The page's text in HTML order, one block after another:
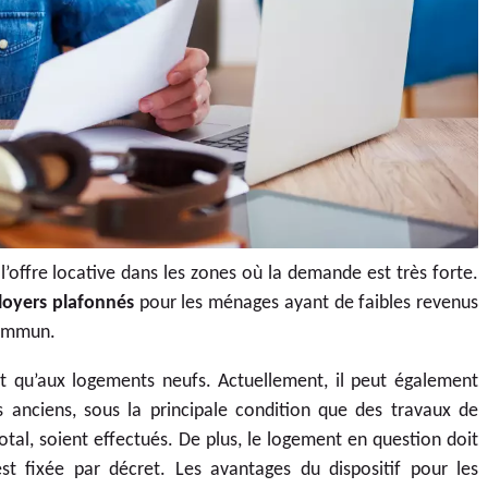
locative dans les zones où la demande est très forte.
plafonnéspour les ménages ayant de faibles revenus
qu’aux logements neufs. Actuellement, il peut également
sous la principale condition que des travaux de
soient effectués. De plus, le logement en question doit
fixée par décret. Les avantages du dispositif pour les